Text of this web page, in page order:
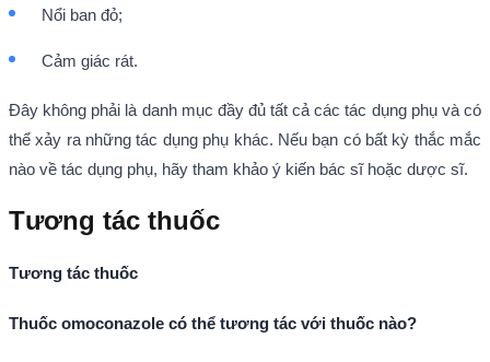
Nổi ban đỏ;
Cảm giác rát.
Đây không phải là danh mục đầy đủ tất cả các tác dụng phụ và có
thể xảy ra những tác dụng phụ khác. Nếu bạn có bất kỳ thắc mắc
nào về tác dụng phụ, hãy tham khảo ý kiến bác sĩ hoặc dược sĩ.
Tương tác thuốc
Tương tác thuốc
Thuốc omoconazole có thể tương tác với thuốc nào?